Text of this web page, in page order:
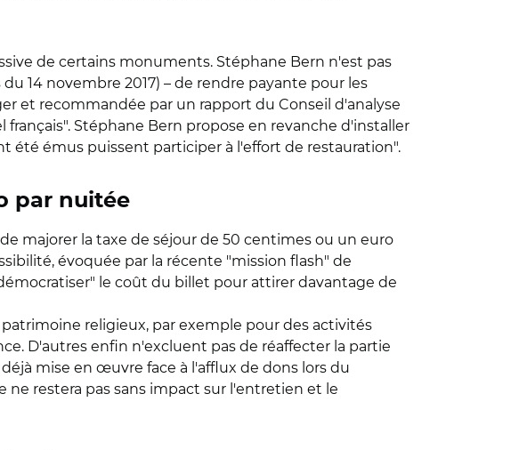
de certains monuments. Stéphane Bern n'est pas
14 novembre 2017) – de rendre payante pour les
et recommandée par un rapport du Conseil d'analyse
Stéphane Bern propose en revanche d'installer
été émus puissent participer à l'effort de restauration".
par nuitée
majorer la taxe de séjour de 50 centimes ou un euro
évoquée par la récente "mission flash" de
le coût du billet pour attirer davantage de
religieux, par exemple pour des activités
D'autres enfin n'excluent pas de réaffecter la partie
mise en œuvre face à l'afflux de dons lors du
restera pas sans impact sur l'entretien et le